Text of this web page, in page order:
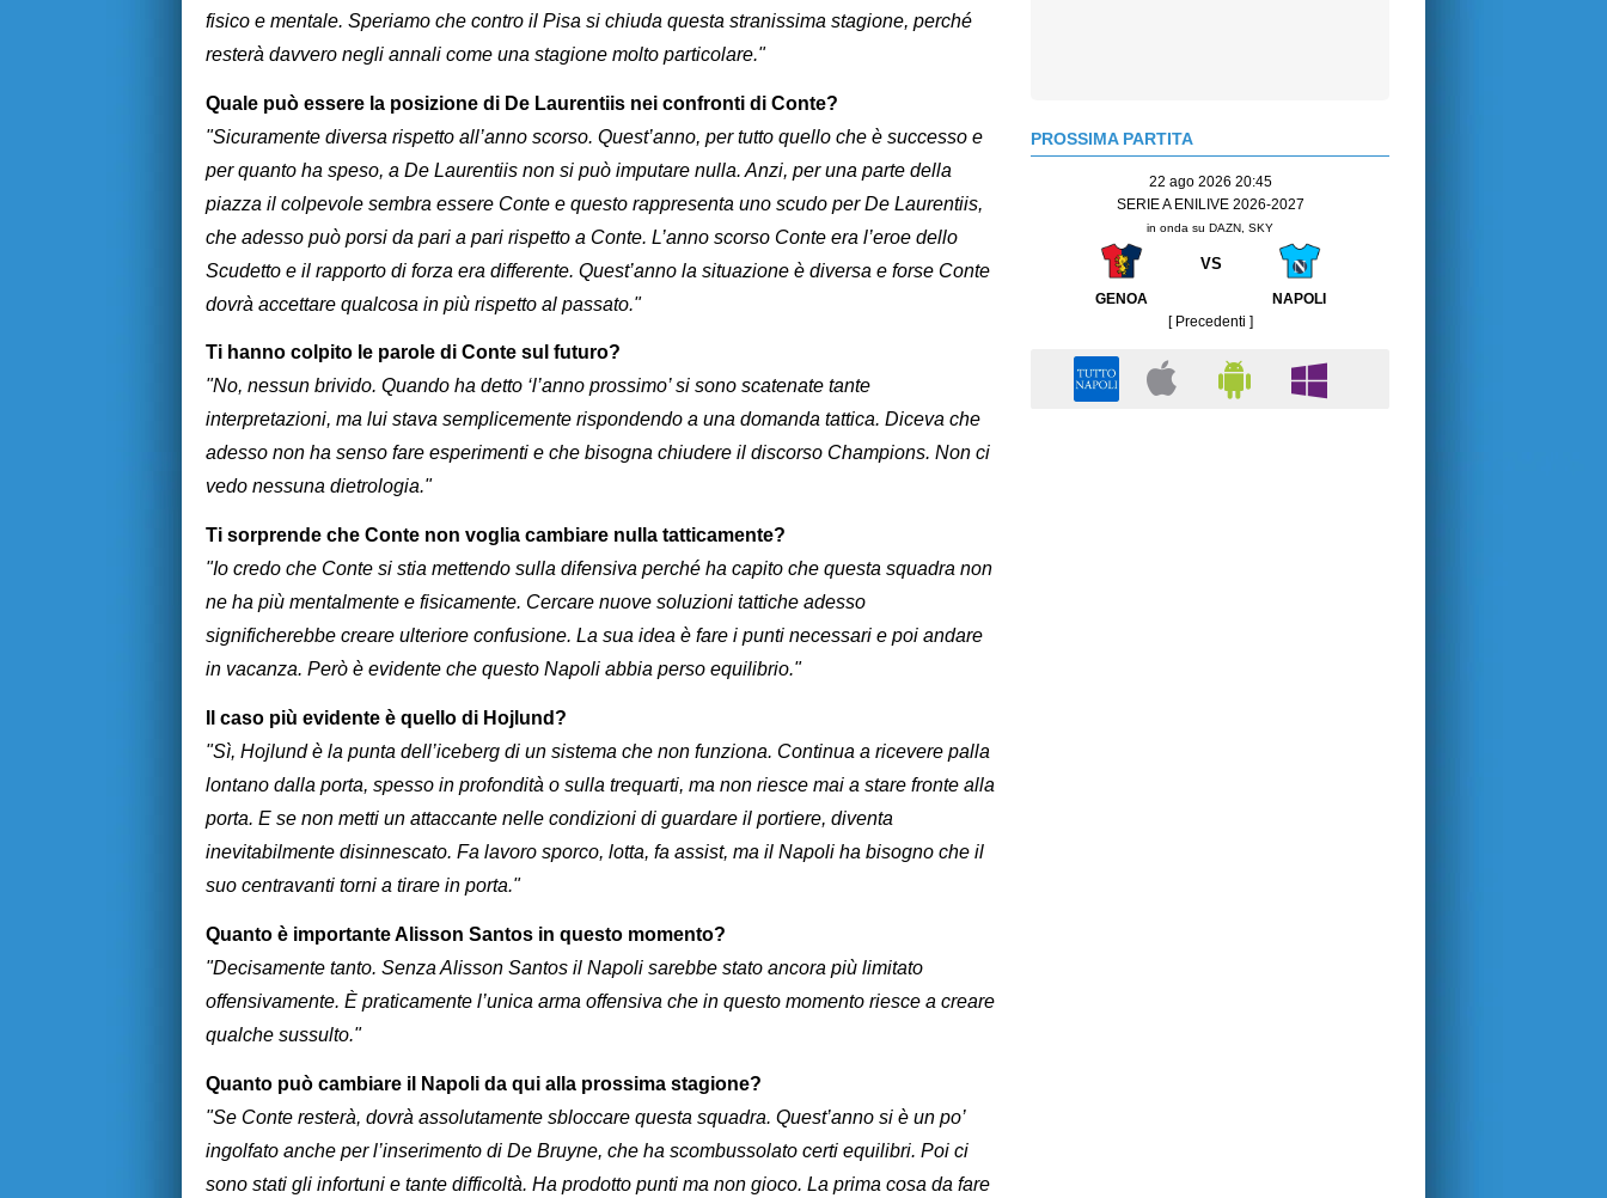
fisico e mentale. Speriamo che contro il Pisa si chiuda questa stranissima stagione, perché
resterà davvero negli annali come una stagione molto particolare."
Quale può essere la posizione di De Laurentiis nei confronti di Conte?
"Sicuramente diversa rispetto all’anno scorso. Quest’anno, per tutto quello che è successo e
per quanto ha speso, a De Laurentiis non si può imputare nulla. Anzi, per una parte della
piazza il colpevole sembra essere Conte e questo rappresenta uno scudo per De Laurentiis,
che adesso può porsi da pari a pari rispetto a Conte. L’anno scorso Conte era l’eroe dello
Scudetto e il rapporto di forza era differente. Quest’anno la situazione è diversa e forse Conte
dovrà accettare qualcosa in più rispetto al passato."
Ti hanno colpito le parole di Conte sul futuro?
"No, nessun brivido. Quando ha detto ‘l’anno prossimo’ si sono scatenate tante
interpretazioni, ma lui stava semplicemente rispondendo a una domanda tattica. Diceva che
adesso non ha senso fare esperimenti e che bisogna chiudere il discorso Champions. Non ci
vedo nessuna dietrologia."
Ti sorprende che Conte non voglia cambiare nulla tatticamente?
"Io credo che Conte si stia mettendo sulla difensiva perché ha capito che questa squadra non
ne ha più mentalmente e fisicamente. Cercare nuove soluzioni tattiche adesso
significherebbe creare ulteriore confusione. La sua idea è fare i punti necessari e poi andare
in vacanza. Però è evidente che questo Napoli abbia perso equilibrio."
Il caso più evidente è quello di Hojlund?
"Sì, Hojlund è la punta dell’iceberg di un sistema che non funziona. Continua a ricevere palla
lontano dalla porta, spesso in profondità o sulla trequarti, ma non riesce mai a stare fronte alla
porta. E se non metti un attaccante nelle condizioni di guardare il portiere, diventa
inevitabilmente disinnescato. Fa lavoro sporco, lotta, fa assist, ma il Napoli ha bisogno che il
suo centravanti torni a tirare in porta."
Quanto è importante Alisson Santos in questo momento?
"Decisamente tanto. Senza Alisson Santos il Napoli sarebbe stato ancora più limitato
offensivamente. È praticamente l’unica arma offensiva che in questo momento riesce a creare
qualche sussulto."
Quanto può cambiare il Napoli da qui alla prossima stagione?
"Se Conte resterà, dovrà assolutamente sbloccare questa squadra. Quest’anno si è un po’
ingolfato anche per l’inserimento di De Bruyne, che ha scombussolato certi equilibri. Poi ci
sono stati gli infortuni e tante difficoltà. Ha prodotto punti ma non gioco. La prima cosa da fare
PROSSIMA PARTITA
22 ago 2026 20:45
SERIE A ENILIVE 2026-2027
in onda su DAZN, SKY
VS
GENOA
NAPOLI
[ Precedenti ]